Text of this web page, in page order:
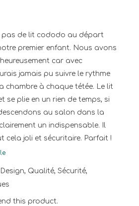
pas de lit cododo au départ
premier enfant. Nous avons
car avec
jamais pu suivre le rythme
chambre à chaque tétée. Le lit
se plie en un rien de temps, si
au salon dans la
un indispensable. Il
cela joli et sécuritaire. Parfait !
Design, Qualité, Sécurité,
this product.